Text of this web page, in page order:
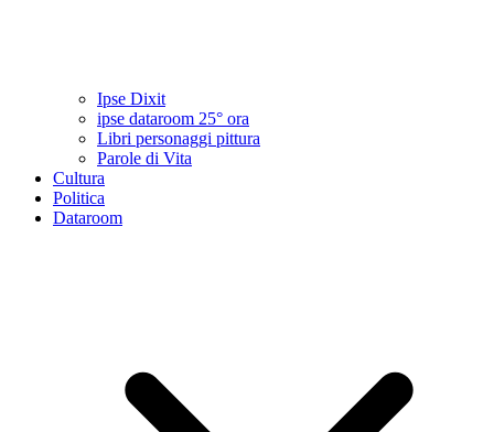
Ipse Dixit
ipse dataroom 25° ora
Libri personaggi pittura
Parole di Vita
Cultura
Politica
Dataroom